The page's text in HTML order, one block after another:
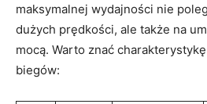
maksymalnej wydajności nie
dużych prędkości, ale także na
mocą. Warto znać
biegów: